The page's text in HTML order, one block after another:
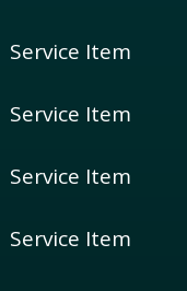
Service Item
Service Item
Service Item
Service Item